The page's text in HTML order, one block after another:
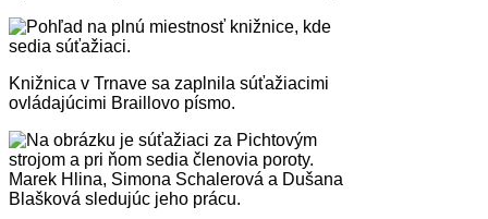
Knižnica v Trnave sa zaplnila súťažiacimi
ovládajúcimi Braillovo písmo.